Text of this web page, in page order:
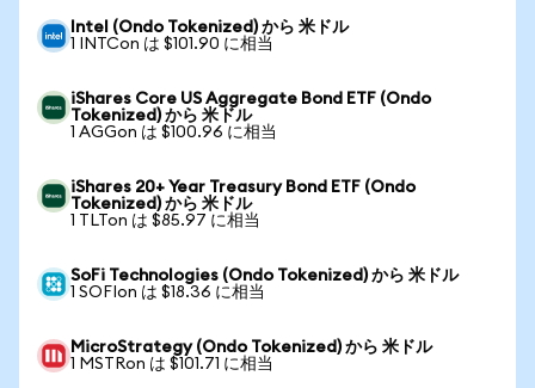
Intel (Ondo Tokenized) から 米ドル
1 INTCon は $101.90 に相当
iShares Core US Aggregate Bond ETF (Ondo
Tokenized) から 米ドル
1 AGGon は $100.96 に相当
iShares 20+ Year Treasury Bond ETF (Ondo
Tokenized) から 米ドル
1 TLTon は $85.97 に相当
SoFi Technologies (Ondo Tokenized) から 米ドル
1 SOFIon は $18.36 に相当
MicroStrategy (Ondo Tokenized) から 米ドル
1 MSTRon は $101.71 に相当